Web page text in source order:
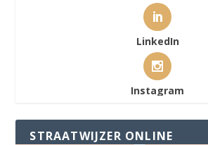
LinkedIn
Instagram
STRAATWIJZER ONLINE